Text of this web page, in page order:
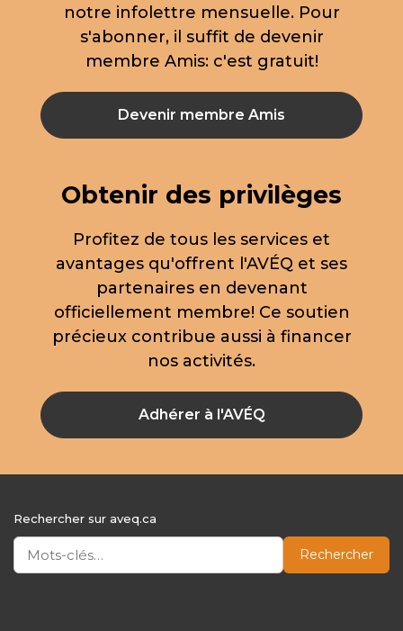
notre infolettre mensuelle. Pour
s'abonner, il suffit de devenir
membre Amis: c'est gratuit!
Devenir membre Amis
Obtenir des privilèges
Profitez de tous les services et
avantages qu'offrent l'AVÉQ et ses
partenaires en devenant
officiellement membre! Ce soutien
précieux contribue aussi à financer
nos activités.
Adhérer à l'AVÉQ
Rechercher sur aveq.ca
Rechercher